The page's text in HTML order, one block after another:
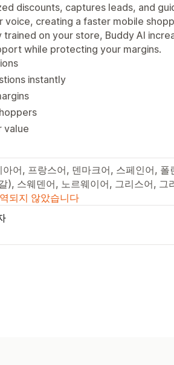
discounts, captures leads, and
voice, creating a faster mobile
on your store, Buddy AI
while protecting your margins.
instantly
value
어, 프랑스어, 덴마크어, 스페인어, 폴
), 스웨덴어, 노르웨이어, 그리스어, 그
되지 않았습니다